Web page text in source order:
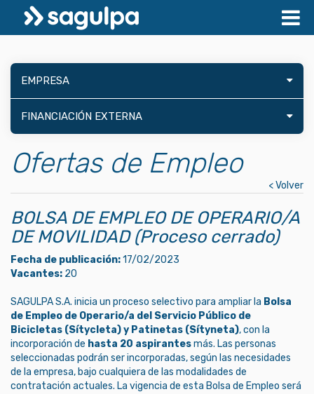
EMPRESA
FINANCIACIÓN EXTERNA
Ofertas de Empleo
< Volver
BOLSA DE EMPLEO DE OPERARIO/A
DE MOVILIDAD (Proceso cerrado)
Fecha de publicación:17/02/2023
Vacantes: 20
SAGULPA S.A. inicia un proceso selectivo para ampliar la Bolsa
de Empleo de Operario/a del Servicio Público de
Bicicletas (Sítycleta) y Patinetas (Sítyneta), con la
incorporación de hasta 20 aspirantesmás. Las personas
seleccionadas podrán ser incorporadas, según las necesidades
de la empresa, bajo cualquiera de las modalidades de
contratación actuales. La vigencia de esta Bolsa de Empleo será